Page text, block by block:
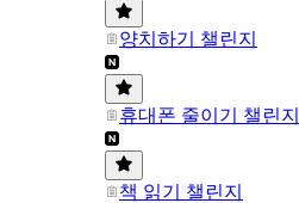
양치하기 챌린지
휴대폰 줄이기 챌린지
책 읽기 챌린지